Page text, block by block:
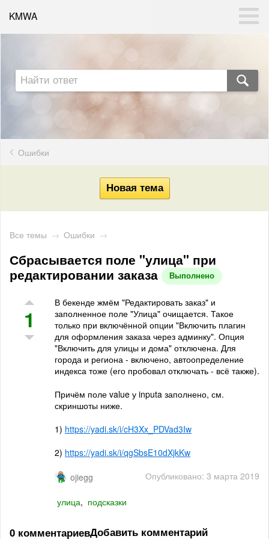
KMWA
Ошибки
Все темы → Ошибки →
Сбрасывается поле "улица" при
редактировании заказа
Выполнено
1
В бекенде жмём "Редактировать заказ" и
заполненное поле "Улица" очищается. Такое
только при включённой опции "Включить плагин
для оформления заказа через админку". Опция
"Включить для улицы и дома" отключена. Для
города и региона - включено, автоопределение
индекса тоже (его пробовал отключать - всё также).
Причём поле value у inputa заполнено, см.
скриншоты ниже.
1) https://yadi.sk/i/cH3Xx_PDVad3Iw
2) https://yadi.sk/i/qgSbsE10dXjkKw
Опубликовано: 3 марта 2019
ojiegg
улица, подсказки
0 комментариевДобавить комментарий